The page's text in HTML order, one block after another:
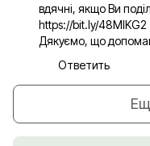
вдячні, якщо Ви
https://bit.ly/48MIKG2
Дякуємо, що
Ответить